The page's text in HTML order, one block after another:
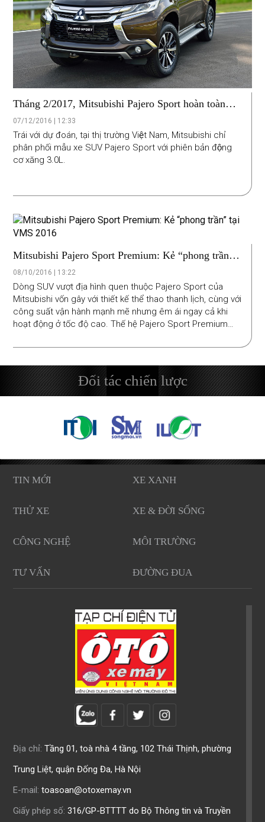
Tháng 2/2017, Mitsubishi Pajero Sport hoàn toàn
mới tới tay người Việt
07/12/2016 | 12:33
Trái với dự đoán, tại thị trường Việt Nam, Mitsubishi chỉ
phân phối mẫu xe SUV Pajero Sport với phiên bản động
cơ xăng 3.0L.
Mitsubishi Pajero Sport Premium: Kẻ “phong trần”
tại VMS 2016
08/10/2016 | 13:22
Dòng SUV vượt địa hình quen thuộc Pajero Sport của
Mitsubishi vốn gây với thiết kế thể thao thanh lịch, cùng với
công suất vận hành mạnh mẽ nhưng êm ái ngay cả khi
hoạt động ở tốc độ cao. Thế hệ Pajero Sport Premium
Synamic Shield mạnh mẽ, hiện đại, cùng khả năng vận
đến đối thủ Toyota Fortuner.Đối tác chiến lược
TIN MỚI XE XANH
THỬ XE XE & ĐỜI SỐNG
CÔNG NGHỆ MÔI TRƯỜNG
TƯ VẤN ĐƯỜNG ĐUA
Địa chỉ: Tầng 01, toà nhà 4 tầng, 102 Thái Thịnh, phường
Trung Liệt, quận Đống Đa, Hà Nội
E-mail: toasoan@otoxemay.vn
Giấy phép số: 316/GP-BTTTT do Bộ Thông tin và Truyền